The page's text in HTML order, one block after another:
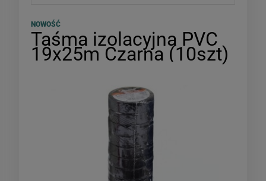
Taśma izolacyjna PVC
19x25m Czarna (10szt)
NOWOŚĆ